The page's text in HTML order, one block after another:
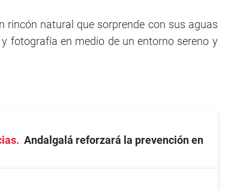
rincón natural que sorprende con sus aguas
fotografía en medio de un entorno sereno y
Andalgalá reforzará la prevención en